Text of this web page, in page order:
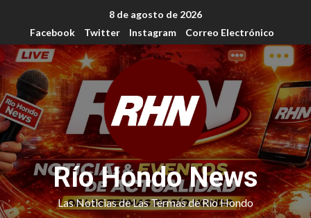
8 de agosto de 2026
Facebook
Twitter Instagram Correo Electrónico
Río Hondo News
Las Noticias de Las Termas de Río Hondo